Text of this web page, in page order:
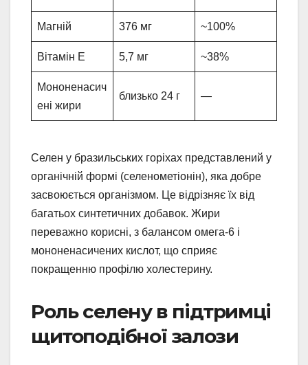
Магній 376 мг ~100%
Вітамін Е 5,7 мг ~38%
Мононенасич
ені жири
близько 24 г —
Селен у бразильських горіхах представлений у
органічній формі (селенометіонін), яка добре
засвоюється організмом. Це відрізняє їх від
багатьох синтетичних добавок. Жири
переважно корисні, з балансом омега-6 і
мононенасичених кислот, що сприяє
покращенню профілю холестерину.
Роль селену в підтримці
щитоподібної залози